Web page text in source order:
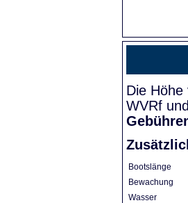
Die
WVRf
Bootslänge
Bewachung
Wasser